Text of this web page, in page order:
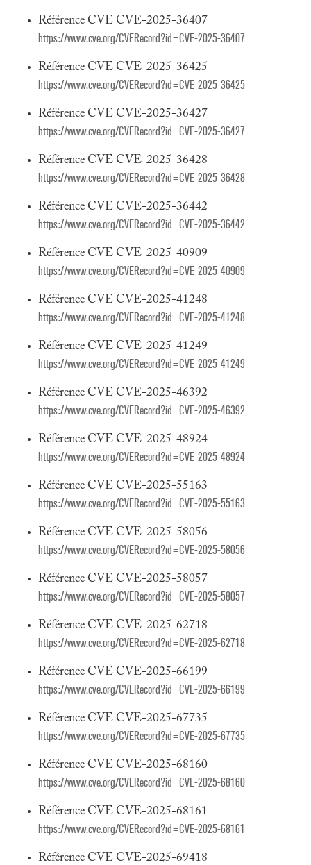
Référence CVE CVE-2025-36407
https://www.cve.org/CVERecord?id=CVE-2025-36407
Référence CVE CVE-2025-36425
https://www.cve.org/CVERecord?id=CVE-2025-36425
Référence CVE CVE-2025-36427
https://www.cve.org/CVERecord?id=CVE-2025-36427
Référence CVE CVE-2025-36428
https://www.cve.org/CVERecord?id=CVE-2025-36428
Référence CVE CVE-2025-36442
https://www.cve.org/CVERecord?id=CVE-2025-36442
Référence CVE CVE-2025-40909
https://www.cve.org/CVERecord?id=CVE-2025-40909
Référence CVE CVE-2025-41248
https://www.cve.org/CVERecord?id=CVE-2025-41248
Référence CVE CVE-2025-41249
https://www.cve.org/CVERecord?id=CVE-2025-41249
Référence CVE CVE-2025-46392
https://www.cve.org/CVERecord?id=CVE-2025-46392
Référence CVE CVE-2025-48924
https://www.cve.org/CVERecord?id=CVE-2025-48924
Référence CVE CVE-2025-55163
https://www.cve.org/CVERecord?id=CVE-2025-55163
Référence CVE CVE-2025-58056
https://www.cve.org/CVERecord?id=CVE-2025-58056
Référence CVE CVE-2025-58057
https://www.cve.org/CVERecord?id=CVE-2025-58057
Référence CVE CVE-2025-62718
https://www.cve.org/CVERecord?id=CVE-2025-62718
Référence CVE CVE-2025-66199
https://www.cve.org/CVERecord?id=CVE-2025-66199
Référence CVE CVE-2025-67735
https://www.cve.org/CVERecord?id=CVE-2025-67735
Référence CVE CVE-2025-68160
https://www.cve.org/CVERecord?id=CVE-2025-68160
Référence CVE CVE-2025-68161
https://www.cve.org/CVERecord?id=CVE-2025-68161
Référence CVE CVE-2025-69418